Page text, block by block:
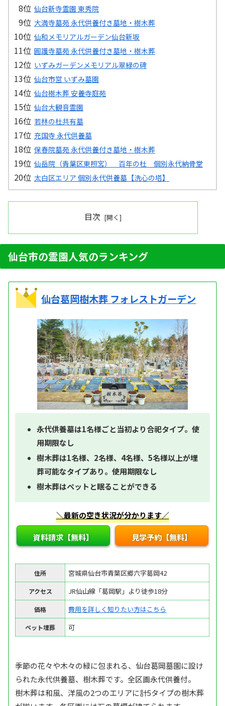
仙台新寺霊園 東秀院
大満寺墓苑 永代供養付き墓地・樹木葬
仙和メモリアルガーデン仙台新坂
圓護寺墓苑 永代供養付き墓地・樹木葬
いずみガーデンメモリアル翠緑の碑
仙台市営 いずみ墓園
仙台樹木葬 安養寺庭苑
仙台大観音霊園
若林の杜共有墓
充国寺 永代供養墓
保春院墓苑 永代供養付き墓地・樹木葬
仙岳院（青葉区東照宮） 百年の杜 個別永代納骨堂
太白区エリア 個別永代供養墓【洗心の塔】
目次
仙台市の霊園人気のランキング
仙台葛岡樹木葬 フォレストガーデン
永代供養墓は1名様ごと当初より合祀タイプ。使
用期限なし
樹木葬は1名様、2名様、4名様、5名様以上が埋
葬可能なタイプあり。使用期限なし
樹木葬はペットと眠ることができる
＼最新の空き状況が分かります／
資料請求【無料】 見学予約【無料】
住所 宮城県仙台市青葉区郷六字葛岡42
アクセス JR仙山線「葛岡駅」より徒歩18分
価格 費用を詳しく知りたい方はこちら
ペット埋葬 可
季節の花々や木々の緑に包まれる、仙台葛岡墓園に設け
られた永代供養墓、樹木葬です。全区画永代供養付。
樹木葬は和風、洋風の2つのエリアに計5タイプの樹木葬